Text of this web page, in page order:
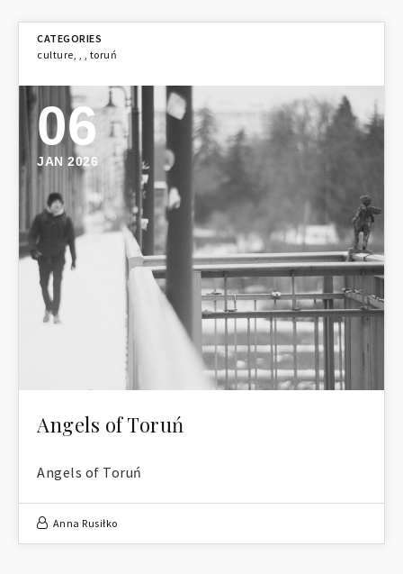
culture toruń
06
JAN 2026
Angels of Toruń
Angels of Toruń
Anna Rusiłko